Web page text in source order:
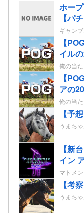
ホー
【パ
ギャン
【
イル
2歳情
俺の当
【
アの
俺の当
【予
うまち
【新
イン
判・
作フ
よ！？
マトメ
【考
うまち